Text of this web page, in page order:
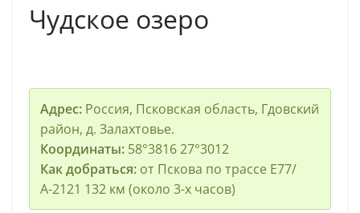
Чудское озеро
Адрес: Россия, Псковская область, Гдовский
район, д. Залахтовье.
Координаты:58°3816 27°3012
Как добраться: от Пскова по трассе E77/
А-2121 132 км (около 3-х часов)